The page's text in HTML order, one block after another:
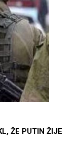
ŽE PUTIN ŽIJE